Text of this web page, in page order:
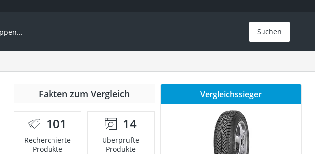
Suchen
Fakten zum Vergleich
101
Recherchierte
Produkte
14
Überprüfte
Produkte
Vergleichssieger